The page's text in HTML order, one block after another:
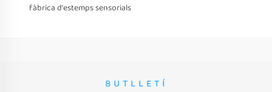
fàbrica d'estemps sensorials
BUTLLETÍ